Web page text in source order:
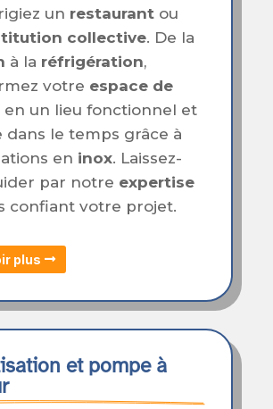
un restaurantou
collective. De la
à la réfrigération,
votre espace de
en un lieu fonctionnel et
dans le temps grâce à
en inox. Laissez-
par notre expertise
confiant votre projet.
plus
et pompe à